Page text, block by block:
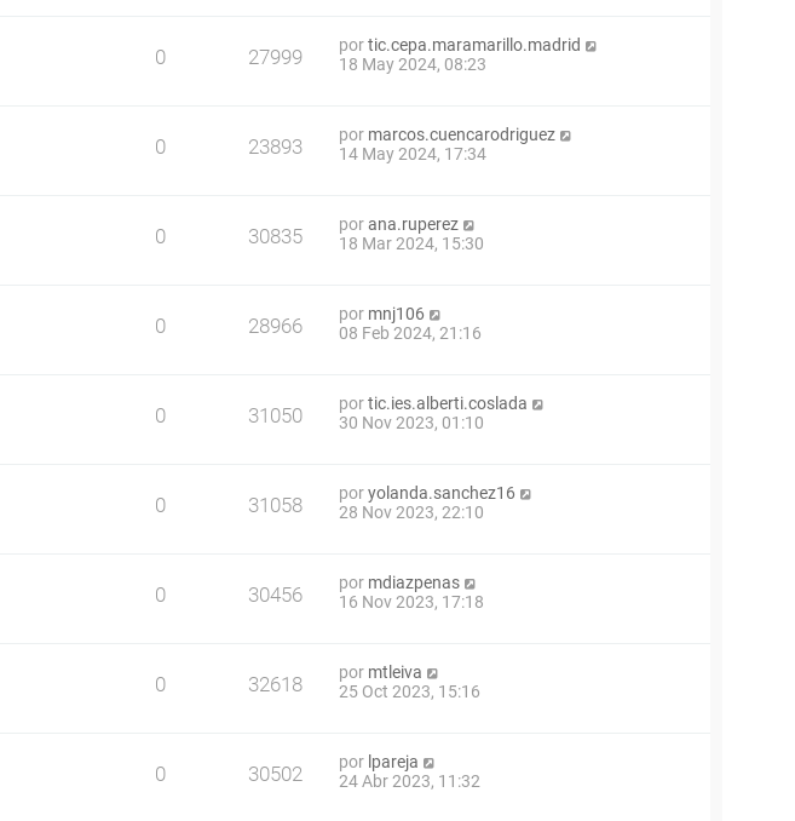
0 27999 portic.cepa.maramarillo.madrid
18 May 2024, 08:23
0 23893 por marcos.cuencarodriguez
14 May 2024, 17:34
0 30835 porana.ruperez
18 Mar 2024, 15:30
0 28966 por mnj106
08 Feb 2024, 21:16
0 31050 portic.ies.alberti.coslada
30 Nov 2023, 01:10
0 31058 poryolanda.sanchez16
28 Nov 2023, 22:10
0 30456 por mdiazpenas
16 Nov 2023, 17:18
0 32618 por mtleiva
25 Oct 2023, 15:16
0 30502 por lpareja
24 Abr 2023, 11:32